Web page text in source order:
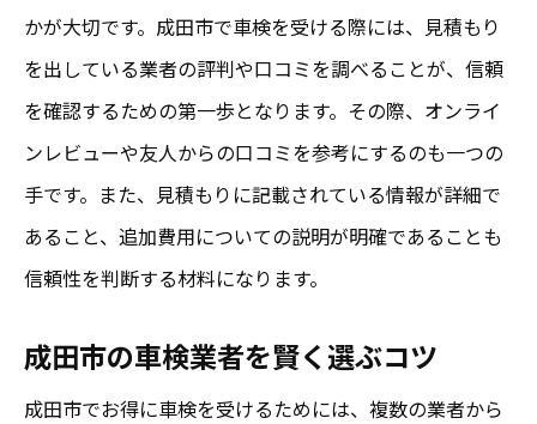
かが大切です。成田市で車検を受ける際には、見積もり
を出している業者の評判や口コミを調べることが、信頼
を確認するための第一歩となります。その際、オンライ
ンレビューや友人からの口コミを参考にするのも一つの
手です。また、見積もりに記載されている情報が詳細で
あること、追加費用についての説明が明確であることも
信頼性を判断する材料になります。
成田市の車検業者を賢く選ぶコツ
成田市でお得に車検を受けるためには、複数の業者から